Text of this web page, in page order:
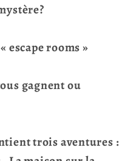
escape rooms »
gagnent ou
trois aventures :